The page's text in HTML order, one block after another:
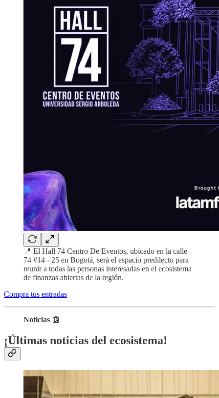
📍 El Hall 74 Centro De Eventos, ubicado en la calle
74 #14 - 25 en Bogotá, será el espacio predilecto para
reunir a todas las personas interesadas en el ecosistema
de finanzas abiertas de la región.
Compra tus entradas
Noticias 📰
¡Últimas noticias del ecosistema!